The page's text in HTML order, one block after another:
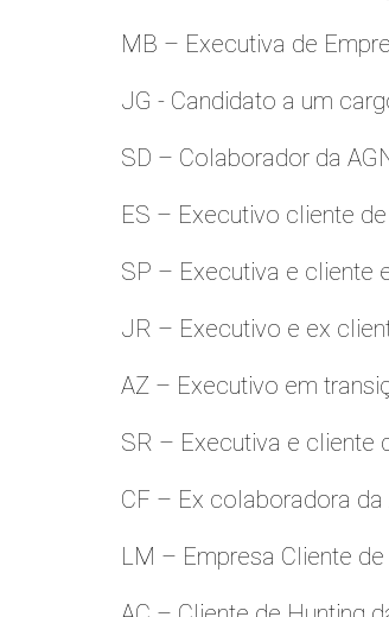
MB – Executiva de
JG - Candidato a um
SD – Colaborador da
ES – Executivo cliente
SP – Executiva e cliente
JR – Executivo e ex
AZ – Executivo em
SR – Executiva e cliente
CF – Ex colaboradora da
LM – Empresa Cliente